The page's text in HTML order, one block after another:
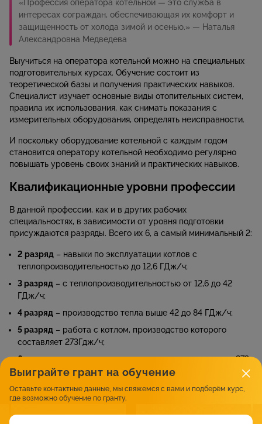
«Профессия оператора котельной — это служба в
интересах сограждан, обеспечивающая их комфорт и
защищенность от холода зимой и осенью.» — Наталья
Александровна Медведева
Выучиться на оператора котельной можно на специальных
подготовительных курсах. Обучение состоит из
теоретической базы и получения практических навыков.
Специалист изучает основные виды отопительных систем,
правила их использования, как снимать показания с
измерительных оборудования, определять неисправности.
И поскольку оборудование котельной с каждым годом
становится оператору котельной необходимо регулярно
повышать уровень своих знаний и практических навыков.
Квалификационные уровни профессии
В данной профессии, как и в других рабочих
специальностях, в зависимости от уровня подготовки
присуждаются разряды. Всего их 6, а самый минимальный 2:
2 разряд – навыки по эксплуатации котлов с
теплопроизводительностью до 12,6 ГДж/ч;
3 разряд – с теплопроизводительностью от 12,6 до 42
ГДж/ч;
4 разряд – производство тепла выше 42 до 84 ГДж/ч;
5 разряд – работа с котлом, производство которого
составляет 273Гдж/ч;
6 разряд– котлы с производительностью тепла выше 273
Гдж/ч.
Источник: kedu.ru
Выиграйте грант на обучение
Оставьте контактные данные, мы свяжемся с вами и подберём курс,
где возможно обучение по гранту.